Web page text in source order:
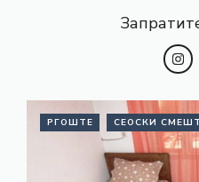
РГОШТЕ СЕОСКИ